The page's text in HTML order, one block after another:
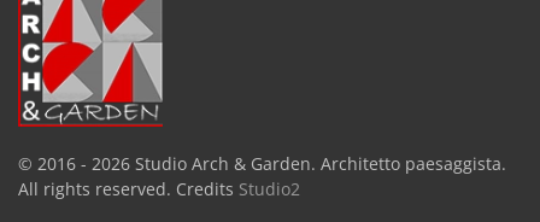
© 2016 - 2026 Studio Arch & Garden. Architetto paesaggista.
All rights reserved. Credits Studio2